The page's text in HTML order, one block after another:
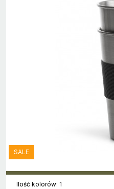
SALE
Ilość kolorów: 1